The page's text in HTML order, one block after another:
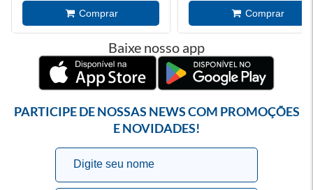
Baixe nosso app
PARTICIPE DE NOSSAS NEWS COM PROMOÇÕES
E NOVIDADES!